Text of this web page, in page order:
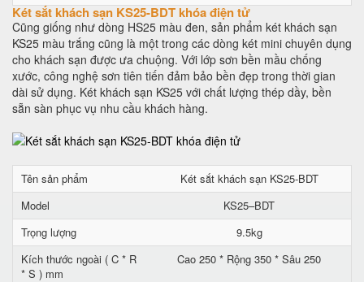
Két sắt khách sạn KS25-BDT khóa điện tử
Cũng giống như dòng HS25 màu đen, sản phẩm két khách sạn
KS25 màu trắng cũng là một trong các dòng két mini chuyên dụng
cho khách sạn được ưa chuộng. Với lớp sơn bền mầu chống
xước, công nghệ sơn tiên tiến đảm bảo bền đẹp trong thời gian
dài sử dụng. Két khách sạn KS25 với chất lượng thép dầy, bền
sẵn sàn phục vụ nhu cầu khách hàng.
Tên sản phẩm
Két sắt khách sạn KS25-BDT
Model
KS25–BDT
Trọng lượng
9.5kg
Kích thước ngoài ( C * R
* S ) mm
Cao 250 * Rộng 350 * Sâu 250